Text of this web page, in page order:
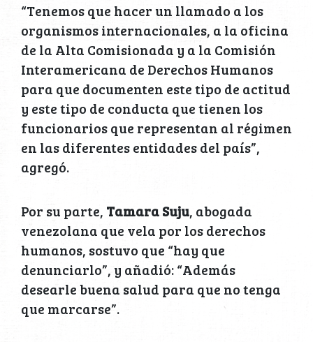
“Tenemos que hacer un llamado a los
organismos internacionales, a la oficina
de la Alta Comisionada y a la Comisión
Interamericana de Derechos Humanos
para que documenten este tipo de actitud
y este tipo de conducta que tienen los
funcionarios que representan al régimen
en las diferentes entidades del país”,
agregó.
Por su parte, Tamara Suju, abogada
venezolana que vela por los derechos
humanos, sostuvo que “hay que
denunciarlo”, y añadió: “Además
desearle buena salud para que no tenga
que marcarse”.